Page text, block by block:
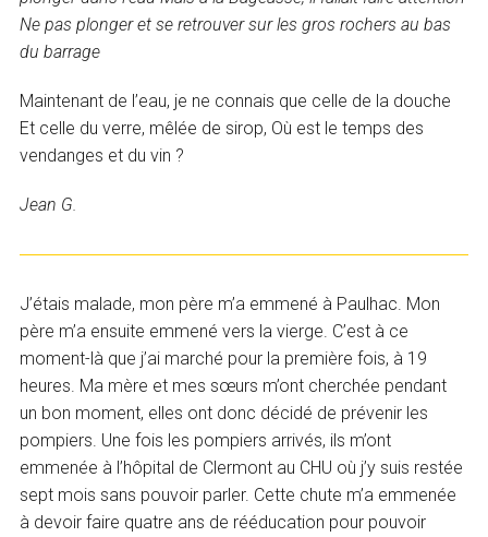
Ne pas plonger et se retrouver sur les gros rochers au bas
du barrage
Maintenant de l’eau, je ne connais que celle de la douche
Et celle du verre, mêlée de sirop, Où est le temps des
vendanges et du vin ?
Jean G.
J’étais malade, mon père m’a emmené à Paulhac. Mon
père m’a ensuite emmené vers la vierge. C’est à ce
moment-là que j’ai marché pour la première fois, à 19
heures. Ma mère et mes sœurs m’ont cherchée pendant
un bon moment, elles ont donc décidé de prévenir les
pompiers. Une fois les pompiers arrivés, ils m’ont
emmenée à l’hôpital de Clermont au CHU où j’y suis restée
sept mois sans pouvoir parler. Cette chute m’a emmenée
à devoir faire quatre ans de rééducation pour pouvoir